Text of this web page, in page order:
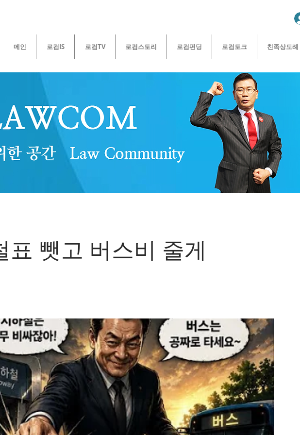
메인 로컴IS 로컴TV 로컴스토리 로컴펀딩 로컴토크 친족상도례
표 뺏고 버스비 줄게